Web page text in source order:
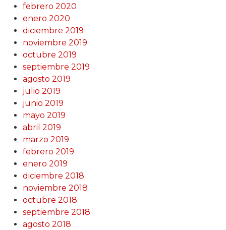
febrero 2020
enero 2020
diciembre 2019
noviembre 2019
octubre 2019
septiembre 2019
agosto 2019
julio 2019
junio 2019
mayo 2019
abril 2019
marzo 2019
febrero 2019
enero 2019
diciembre 2018
noviembre 2018
octubre 2018
septiembre 2018
agosto 2018